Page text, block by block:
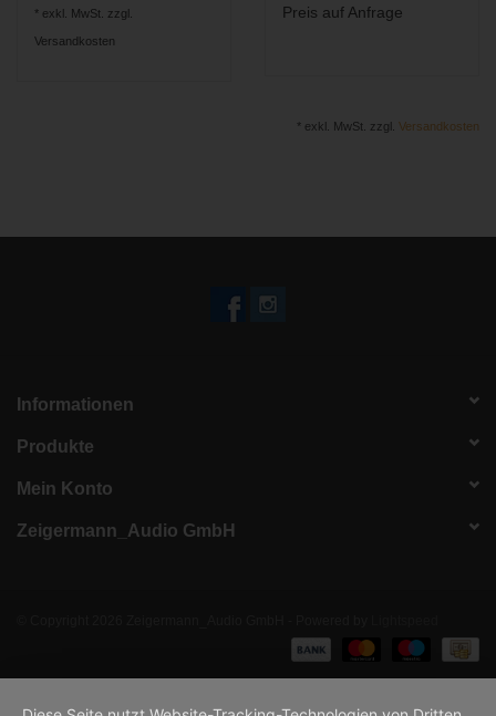
* exkl. MwSt. zzgl.
Versandkosten
Preis auf Anfrage
* exkl. MwSt. zzgl. Versandkosten
Informationen
Produkte
Mein Konto
Zeigermann_Audio GmbH